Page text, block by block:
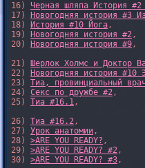
16) Черная шляпа История #2
17)
Новогодняя история #3
18)
История #10 Йога,
19)
Новогодняя история #2,
20)
Новогодняя история #9,
21) Шерлок Холмс и Доктор
22)
Новогодняя история
23) Тиа, провинциальный
24) Секс по дружбе #2,
25) Тиа #16.1,
26) Тиа #16.2,
27) Урок анатомии,
28) >ARE YOU READY? ,
29) >ARE YOU READY? #2,
30) >ARE YOU READY? #3,